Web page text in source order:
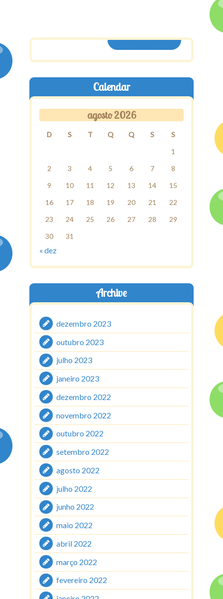
ASSINE AQUI
Calendar
agosto 2026
D S T Q Q S
S
1
2
3 4 5 6 7
8
9
10 11 12 13 14
15
16
17 18 19 20 21
22
23
24 25 26 27 28
29
30
31
« dez
Archive
dezembro 2023
outubro 2023
julho 2023
janeiro 2023
dezembro 2022
novembro 2022
outubro 2022
setembro 2022
agosto 2022
julho 2022
junho 2022
maio 2022
abril 2022
março 2022
fevereiro 2022